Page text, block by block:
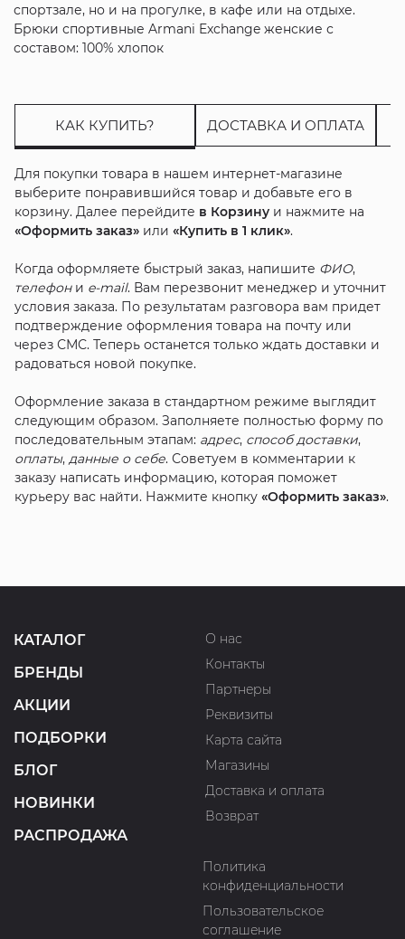
спортзале, но и на прогулке, в кафе или на отдыхе.
Брюки спортивные Armani Exchange женские с
составом: 100% хлопок
КАК КУПИТЬ? ДОСТАВКА И ОПЛАТА
Для покупки товара в нашем интернет-магазине
выберите понравившийся товар и добавьте его в
корзину. Далее перейдите в Корзинуи нажмите на
«Оформить заказ»или «Купить в 1 клик».
Когда оформляете быстрый заказ, напишите ФИО,
телефони e-mail. Вам перезвонит менеджер и уточнит
условия заказа. По результатам разговора вам придет
подтверждение оформления товара на почту или
через СМС. Теперь останется только ждать доставки и
радоваться новой покупке.
Оформление заказа в стандартном режиме выглядит
следующим образом. Заполняете полностью форму по
последовательным этапам: адрес, способ доставки,
оплаты, данные о себе. Советуем в комментарии к
заказу написать информацию, которая поможет
курьеру вас найти. Нажмите кнопку «Оформить заказ».
КАТАЛОГ
БРЕНДЫ
АКЦИИ
ПОДБОРКИ
БЛОГ
НОВИНКИ
РАСПРОДАЖА
О нас
Контакты
Партнеры
Реквизиты
Карта сайта
Магазины
Доставка и оплата
Возврат
Политика
конфиденциальности
Пользовательское
соглашение